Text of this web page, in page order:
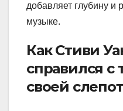
добавляет глубину и
музыке.
Как Стиви
справился с
своей